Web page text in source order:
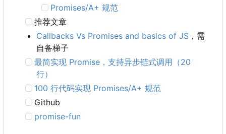
Promises/A+ 规范
推荐文章
Callbacks Vs Promises and basics of JS ，需
自备梯子
最简实现 Promise ，支持异步链式调用 （20
行）
100 行代码实现 Promises/A+ 规范
Github
promise-fun